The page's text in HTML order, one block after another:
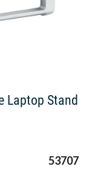
Laptop Stand
53707